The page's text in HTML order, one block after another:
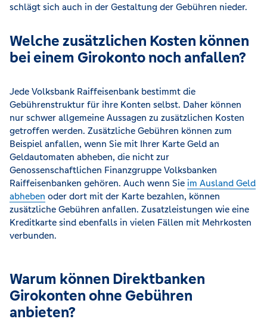
schlägt sich auch in der Gestaltung der Gebühren nieder.
Welche zusätzlichen Kosten können
bei einem Girokonto noch anfallen?
Jede Volksbank Raiffeisenbank bestimmt die
Gebührenstruktur für ihre Konten selbst. Daher können
nur schwer allgemeine Aussagen zu zusätzlichen Kosten
getroffen werden. Zusätzliche Gebühren können zum
Beispiel anfallen, wenn Sie mit Ihrer Karte Geld an
Geldautomaten abheben, die nicht zur
Genossenschaftlichen Finanzgruppe Volksbanken
Raiffeisenbanken gehören. Auch wenn Sie im Ausland Geld
abheben oder dort mit der Karte bezahlen, können
zusätzliche Gebühren anfallen. Zusatzleistungen wie eine
Kreditkarte sind ebenfalls in vielen Fällen mit Mehrkosten
verbunden.
Warum können Direktbanken
Girokonten ohne Gebühren
anbieten?